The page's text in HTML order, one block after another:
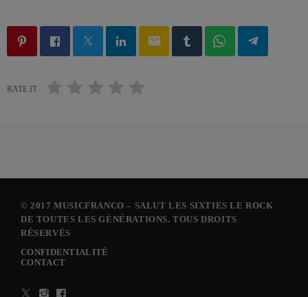
email
RATE IT
© 2017 MUSICFRANCO – SALUT LES SIXTIES LE ROCK
DE TOUTES LES GÉNÉRATIONS. TOUS DROITS
RÉSERVÉS
CONFIDENTIALITÉ
CONTACT